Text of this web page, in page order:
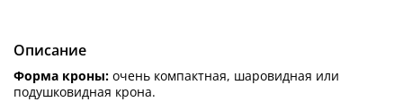
Описание
Форма кроны: очень компактная, шаровидная или
подушковидная крона.